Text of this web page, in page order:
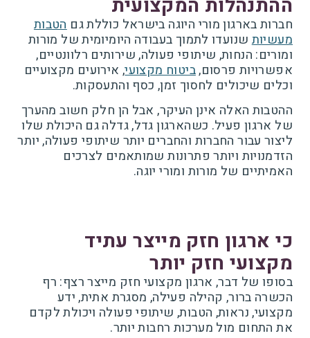
ההתנהלות המקצועית
חברות בארגון מורי היוגה בישראל כוללת גםהטבות
מעשיותשנועדו לתמוך בעבודה היומיומית של מורות
ומורים: הנחות, שיתופי פעולה, שירותים רלוונטיים,
אפשרויות פרסום,ביטוח מקצועי, אירועים מקצועיים
וכלים שיכולים לחסוך זמן, כסף והתעסקות.
ההטבות האלה אינן העיקר, אבל הן חלק חשוב מהערך
של ארגון פעיל. כשהארגון גדל, גדלה גם היכולת שלו
ליצור עבור החברות והחברים יותר שיתופי פעולה, יותר
הזדמנויות ויותר פתרונות שמותאמים לצרכים
האמיתיים של מורות ומורי יוגה.
כי ארגון חזק מייצר עתיד
מקצועי חזק יותר
בסופו של דבר, ארגון מקצועי חזק מייצר רצף: רף
הכשרה ברור, קהילה פעילה, מסגרת אתית, ידע
מקצועי, נראות, הטבות, שיתופי פעולה ויכולת לקדם
את התחום מול מערכות רחבות יותר.